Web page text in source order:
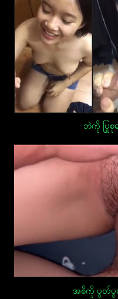
ဘဲကို ပြုစု
အစိကို ပွတ်ပွ